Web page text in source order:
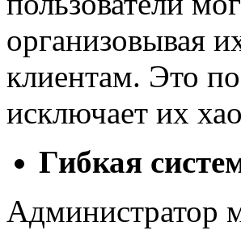
организовывая
клиентам. Это
исключает их
Гибкая
Администратор